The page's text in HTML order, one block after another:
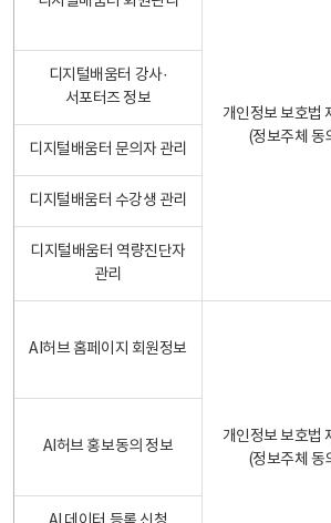
개인정보 보호법
(정보주체 동
디지털배움터 강사·
서포터즈 정보
디지털배움터 문의자 관리
디지털배움터 수강생 관리
디지털배움터 역량진단자
관리
AI허브 홈페이지 회원정보
개인정보 보호법
(정보주체 동
AI허브 홍보동의 정보